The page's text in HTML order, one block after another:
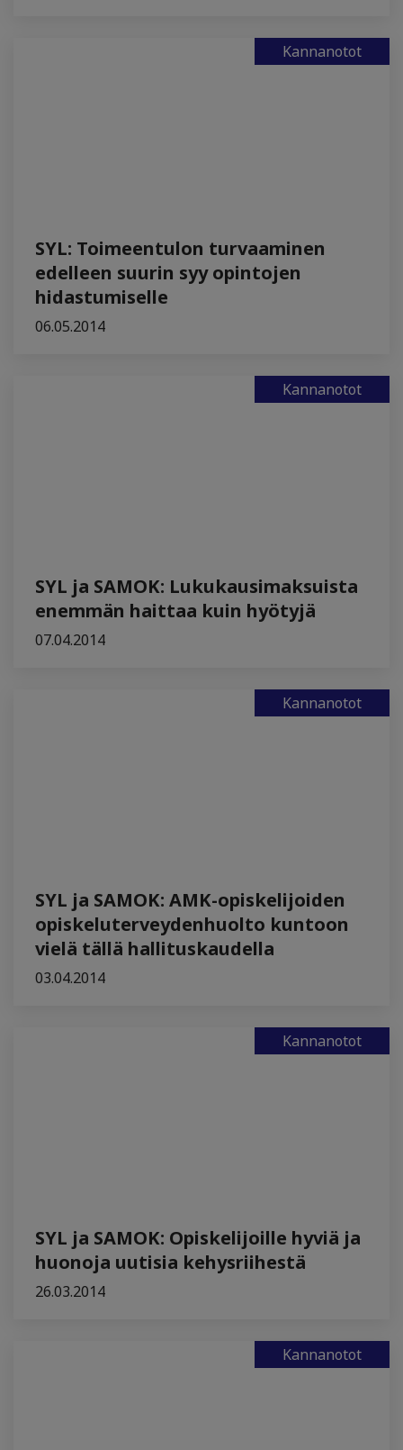
Kannanotot
SYL: Toimeentulon turvaaminen
edelleen suurin syy opintojen
hidastumiselle
06.05.2014
Kannanotot
SYL ja SAMOK: Lukukausimaksuista
enemmän haittaa kuin hyötyjä
07.04.2014
Kannanotot
SYL ja SAMOK: AMK-opiskelijoiden
opiskeluterveydenhuolto kuntoon
vielä tällä hallituskaudella
03.04.2014
Kannanotot
SYL ja SAMOK: Opiskelijoille hyviä ja
huonoja uutisia kehysriihestä
26.03.2014
Kannanotot